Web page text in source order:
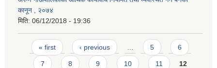
कानून , २०७४
मिति: 06/12/2018 - 19:36
Pages
« first ‹ previous 5 6
7 8 9 10 11 12